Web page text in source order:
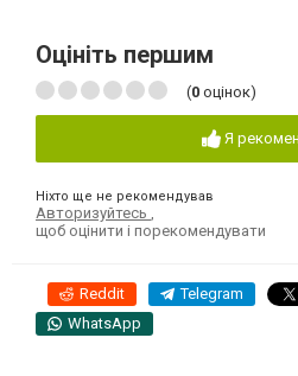
Оцініть першим
(0 оцінок)
Я
Ніхто ще не рекомендував
Авторизуйтесь ,
щоб оцінити і порекомендувати
Reddit Telegram
WhatsApp